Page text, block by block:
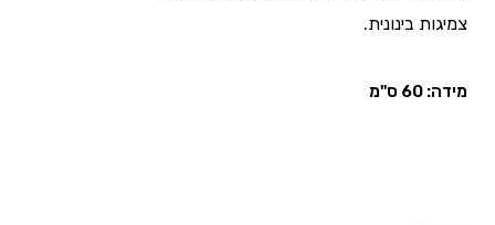
צמיגות בינונית.
מידה: 60 ס"מ